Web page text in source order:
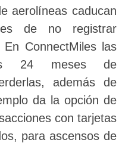
aerolíneas caducan
de no registrar
ConnectMiles las
24 meses de
además de
da la opción de
con tarjetas
para ascensos de